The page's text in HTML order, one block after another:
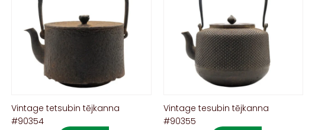
Vintage tetsubin tējkanna
#90354
Vintage tesubin tējkanna
#90355